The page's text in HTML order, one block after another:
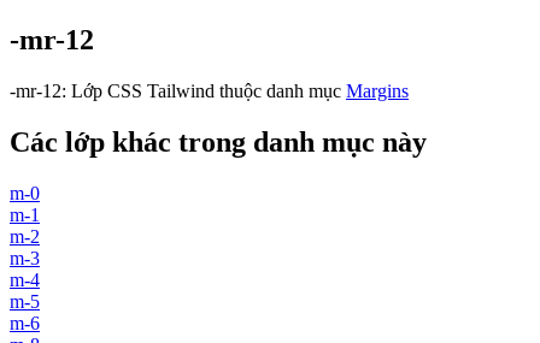
-mr-12
-mr-12: Lớp CSS Tailwind thuộc danh mục Margins
Các lớp khác trong danh mục này
m-0
m-1
m-2
m-3
m-4
m-5
m-6